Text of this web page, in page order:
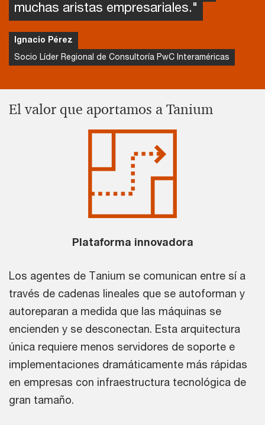
muchas aristas empresariales."
Ignacio Pérez
Socio Líder Regional de Consultoría PwC Interaméricas
El valor que aportamos a Tanium
Plataforma innovadora
Los agentes de Tanium se comunican entre sí a
través de cadenas lineales que se autoforman y
autoreparan a medida que las máquinas se
encienden y se desconectan. Esta arquitectura
única requiere menos servidores de soporte e
implementaciones dramáticamente más rápidas
en empresas con infraestructura tecnológica de
gran tamaño.